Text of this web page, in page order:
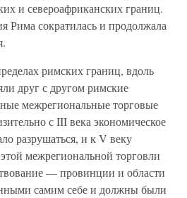
и североафриканских границ.
Рима сократилась и продолжала
римских границ, вдоль
друг с другом римские
межрегиональные торговые
с III века экономическое
разрушаться, и к V веку
межрегиональной торговли
— провинции и области
самим себе и должны были